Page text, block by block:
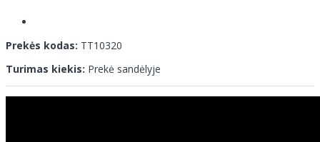
Prekės kodas: TT10320
Turimas kiekis: Prekė sandėlyje